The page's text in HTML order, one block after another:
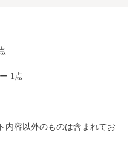
1点
容以外のものは含まれてお